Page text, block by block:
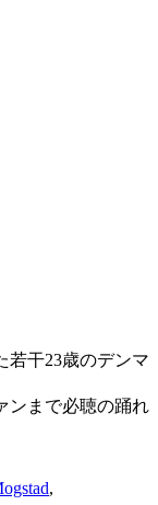
若干23歳のデンマ
ンまで必聴の踊れ
,